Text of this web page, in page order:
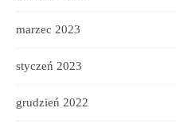
marzec 2023
styczeń 2023
grudzień 2022